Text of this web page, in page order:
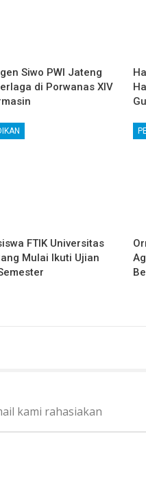
Siwo PWI Jateng
di Porwanas XIV
FTIK Universitas
Mulai Ikuti Ujian
kami rahasiakan